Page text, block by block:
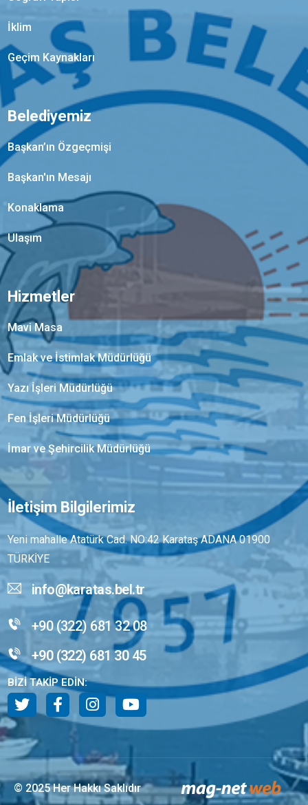
İklim
Geçim Kaynakları
Belediyemiz
Başkan’ın Özgeçmişi
Başkan'ın Mesajı
Konaklama
Ulaşım
Hizmetler
Mavi Masa
Emlak ve İstimlak Müdürlüğü
Yazı İşleri Müdürlüğü
Fen İşleri Müdürlüğü
İmar ve Şehircilik Müdürlüğü
İletişim Bilgilerimiz
Yeni mahalle Atatürk Cad. NO:42 Karataş ADANA 01900
TÜRKİYE
info@karatas.bel.tr
+90 (322) 681 32 08
+90 (322) 681 30 45
BİZİ TAKİP EDİN:
© 2025 Her Hakkı Saklıdır